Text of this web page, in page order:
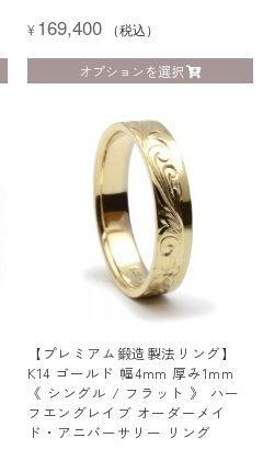
¥169,400 （税込）
オプションを選択
【プレミアム鍛造製法リング】
K14 ゴールド 幅4mm 厚み1mm
《 シングル / フラット 》 ハー
フエングレイブ オーダーメイ
ド・アニバーサリー リング